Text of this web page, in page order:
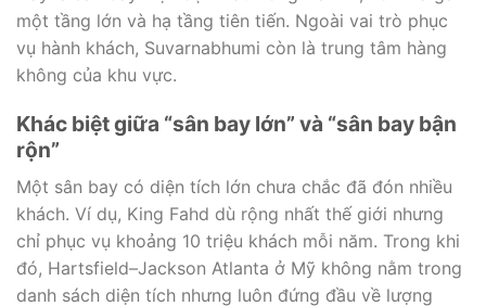
một tầng lớn và hạ tầng tiên tiến. Ngoài vai trò phục
vụ hành khách, Suvarnabhumi còn là trung tâm hàng
không của khu vực.
Khác biệt giữa “sân bay lớn” và “sân bay bận
rộn”
Một sân bay có diện tích lớn chưa chắc đã đón nhiều
khách. Ví dụ, King Fahd dù rộng nhất thế giới nhưng
chỉ phục vụ khoảng 10 triệu khách mỗi năm. Trong khi
đó, Hartsfield–Jackson Atlanta ở Mỹ không nằm trong
danh sách diện tích nhưng luôn đứng đầu về lượng